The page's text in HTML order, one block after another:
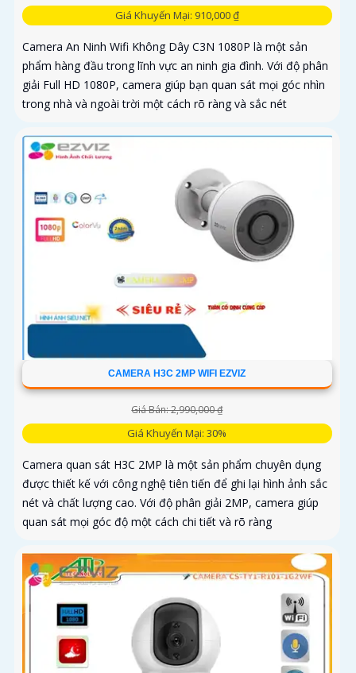
Giá Khuyến Mại: 910,000 ₫
Camera An Ninh Wifi Không Dây C3N 1080P là một sản
phẩm hàng đầu trong lĩnh vực an ninh gia đình. Với độ phân
giải Full HD 1080P, camera giúp bạn quan sát mọi góc nhìn
trong nhà và ngoài trời một cách rõ ràng và sắc nét
CAMERA H3C 2MP WIFI EZVIZ
Giá Bán: 2,990,000 ₫
Giá Khuyến Mại: 30%
Camera quan sát H3C 2MP là một sản phẩm chuyên dụng
được thiết kế với công nghệ tiên tiến để ghi lại hình ảnh sắc
nét và chất lượng cao. Với độ phân giải 2MP, camera giúp
quan sát mọi góc độ một cách chi tiết và rõ ràng